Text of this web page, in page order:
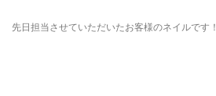
先日担当させていただいたお客様のネイルです！